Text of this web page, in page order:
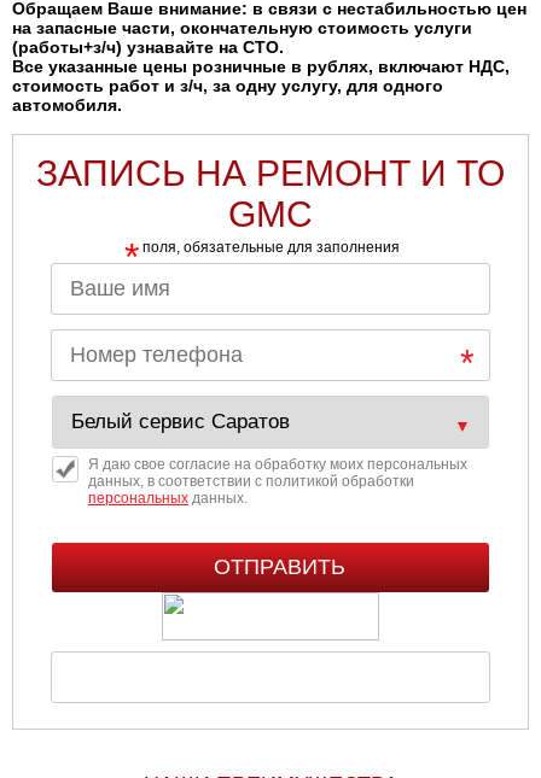
Обращаем Ваше внимание: в связи с нестабильностью цен
на запасные части, окончательную стоимость услуги
(работы+з/ч) узнавайте на СТО.
Все указанные цены розничные в рублях, включают НДС,
стоимость работ и з/ч, за одну услугу, для одного
автомобиля.
ЗАПИСЬ НА РЕМОНТ И ТО
GMC
* поля, обязательные для заполнения
Я даю свое согласие на обработку моих персональных
данных, в соответствии с политикой обработки
персональныхданных.